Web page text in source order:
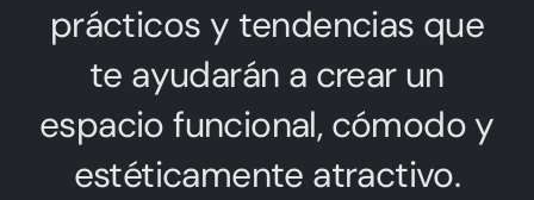
Blog
Hablemos de tu Cocina
prácticos y tendencias que
te ayudarán a crear un
espacio funcional, cómodo y
estéticamente atractivo.